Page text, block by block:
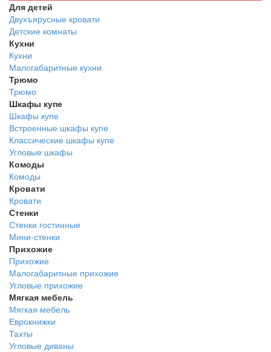
Для детей
Двухъярусные кровати
Детские комнаты
Кухни
Кухни
Малогабаритные кухни
Трюмо
Трюмо
Шкафы купе
Шкафы купе
Встроенные шкафы купе
Классические шкафы купе
Угловые шкафы
Комоды
Комоды
Кровати
Кровати
Стенки
Стенки гостинные
Мини-стенки
Прихожие
Прихожие
Малогабаритные прихожие
Угловые прихожие
Мягкая мебель
Мягкая мебель
Еврокнижки
Тахты
Угловые диваны